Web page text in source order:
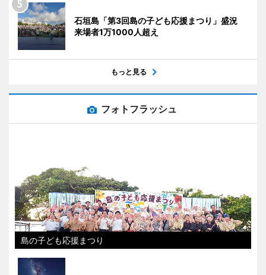
石垣島「第3回島の子ども応援まつり」盛況
来場者1万1000人超え
もっと見る
フォトフラッシュ
島の子ども応援まつり